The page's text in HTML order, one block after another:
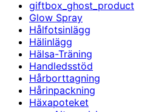
giftbox_ghost_product
Glow Spray
Hålfotsinlägg
Hälinlägg
Hälsa-Träning
Handledsstöd
Hårborttagning
Hårinpackning
Häxapoteket